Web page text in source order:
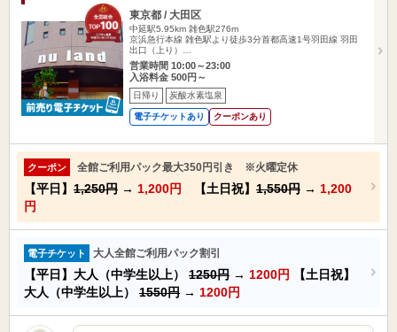
東京都 / 大田区
中延駅5.95km 雑色駅276m
京浜急行本線 雑色駅より徒歩3分首都高速1号羽田線 羽田
出口（上り）…
営業時間 10:00～23:00
入浴料金 500円～
日帰り 炭酸水素塩泉
電子チケットあり クーポンあり
クーポン 全館ご利用パック最大350円引き ※火曜定休
【平日】 1,250円 → 1,200円 【土日祝】 1,550円 → 1,200
円
電子チケット 大人全館ご利用パック割引
【平日】大人（中学生以上） 1250円 → 1200円
【土日祝】
大人（中学生以上） 1550円 → 1200円